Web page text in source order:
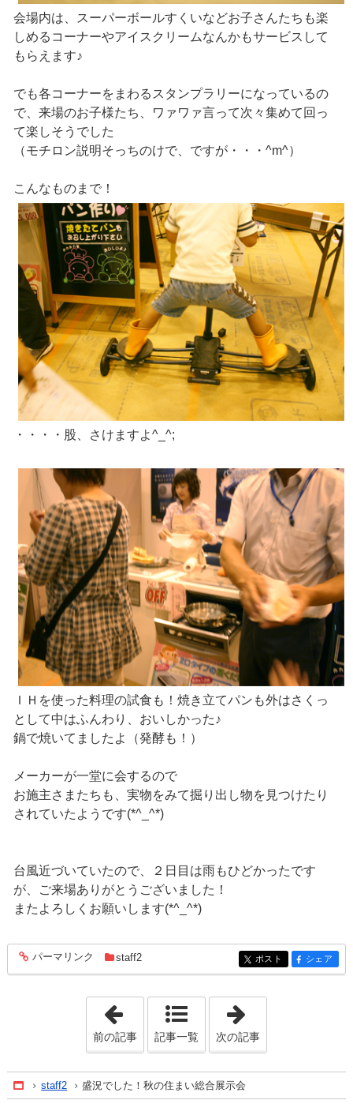
会場内は、スーパーボールすくいなどお子さんたちも楽
しめるコーナーやアイスクリームなんかもサービスして
もらえます♪
でも各コーナーをまわるスタンプラリーになっているの
で、来場のお子様たち、ワァワァ言って次々集めて回っ
て楽しそうでした
（モチロン説明そっちのけで、ですが・・・^m^）
こんなものまで！
・・・・股、さけますよ^_^;
ＩＨを使った料理の試食も！焼き立てパンも外はさくっ
として中はふんわり、おいしかった♪
鍋で焼いてましたよ（発酵も！）
メーカーが一堂に会するので
お施主さまたちも、実物をみて掘り出し物を見つけたり
されていたようです(*^_^*)
台風近づいていたので、２日目は雨もひどかったです
が、ご来場ありがとうございました！
またよろしくお願いします(*^_^*)
entry525
パーマリンク staff2 entry525
ポスト entry525
シェア
「ドジ×2＋ありえん！＝感謝！！」
前の記事 記事一覧 次の記事
Home
staff2 盛況でした！秋の住まい総合展示会